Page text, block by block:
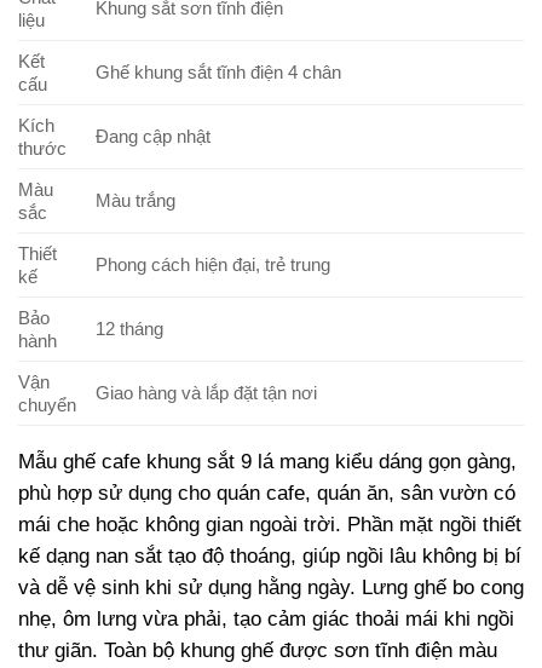
liệu
Khung sắt sơn tĩnh điện
Kết
cấu
Ghế khung sắt tĩnh điện 4 chân
Kích
thước
Đang cập nhật
Màu
sắc
Màu trắng
Thiết
kế
Phong cách hiện đại, trẻ trung
Bảo
hành
12 tháng
Vận
chuyển
Giao hàng và lắp đặt tận nơi
Mẫu ghế cafe khung sắt 9 lá mang kiểu dáng gọn gàng,
phù hợp sử dụng cho quán cafe, quán ăn, sân vườn có
mái che hoặc không gian ngoài trời. Phần mặt ngồi thiết
kế dạng nan sắt tạo độ thoáng, giúp ngồi lâu không bị bí
và dễ vệ sinh khi sử dụng hằng ngày. Lưng ghế bo cong
nhẹ, ôm lưng vừa phải, tạo cảm giác thoải mái khi ngồi
thư giãn. Toàn bộ khung ghế được sơn tĩnh điện màu